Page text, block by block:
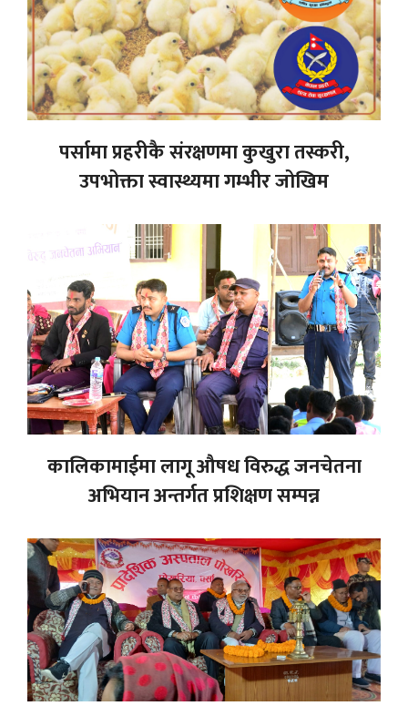
पर्सामा प्रहरीकै संरक्षणमा कुखुरा तस्करी,
उपभोक्ता स्वास्थ्यमा गम्भीर जोखिम
कालिकामाईमा लागू औषध विरुद्ध जनचेतना
अभियान अन्तर्गत प्रशिक्षण सम्पन्न